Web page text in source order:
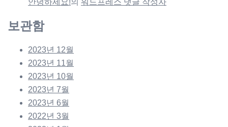
보관함
2023년 12월
2023년 11월
2023년 10월
2023년 7월
2023년 6월
2022년 3월